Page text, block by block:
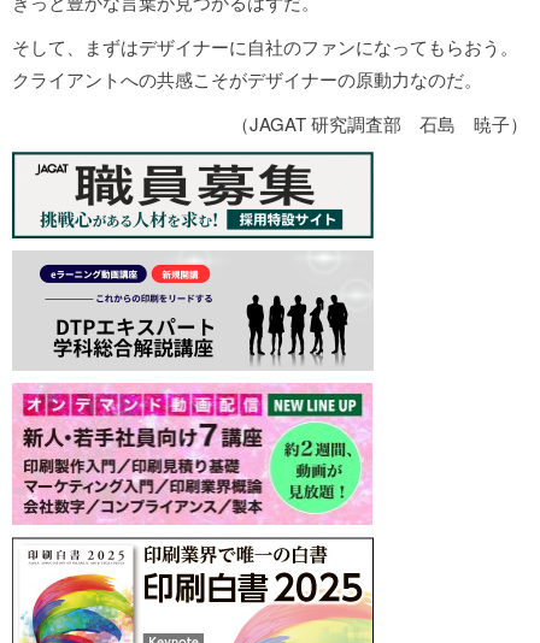
そして、まずはデザイナーに自社のファンになってもらおう。
クライアントへの共感こそがデザイナーの原動力なのだ。
（JAGAT 研究調査部 石島 暁子）